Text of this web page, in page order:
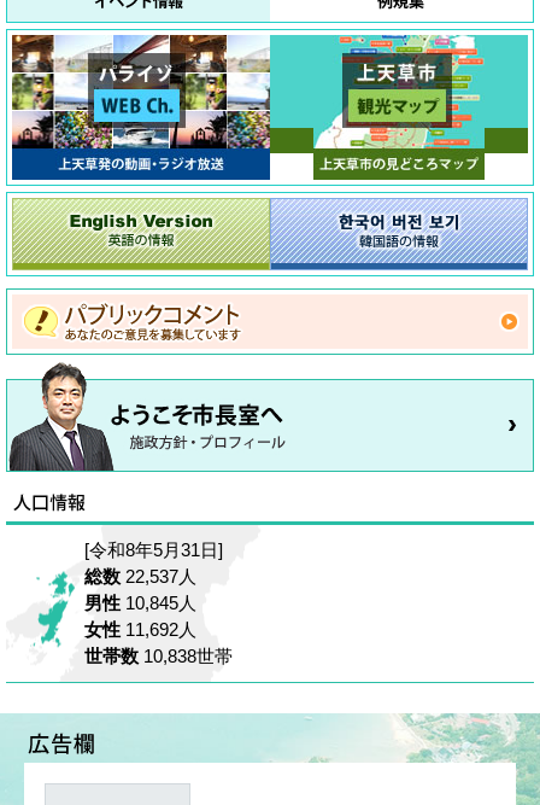
[令和8年5月31日]
総数 22,537人
男性 10,845人
女性 11,692人
世帯数 10,838世帯